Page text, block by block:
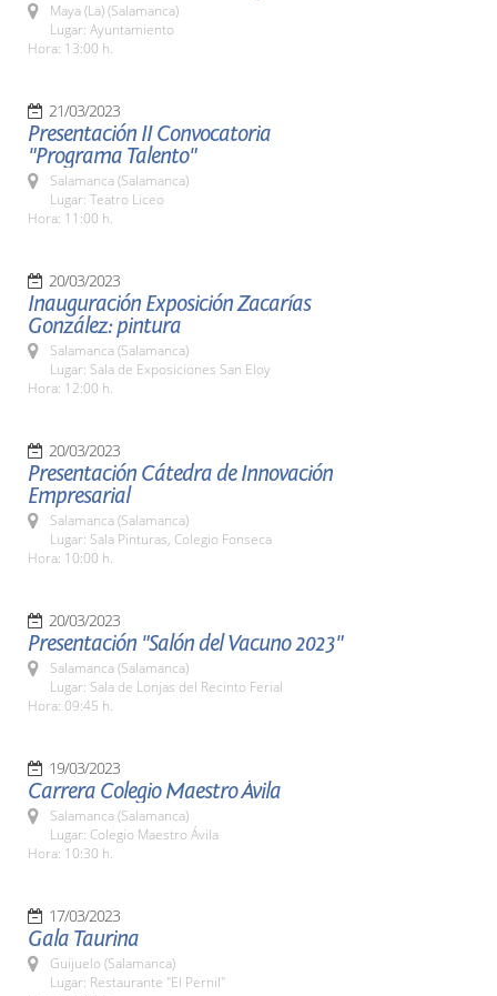
Maya (La) (Salamanca)
Lugar: Ayuntamiento
Hora: 13:00 h.
21/03/2023
Presentación II Convocatoria
"Programa Talento"
Salamanca (Salamanca)
Lugar: Teatro Liceo
Hora: 11:00 h.
20/03/2023
Inauguración Exposición Zacarías
González: pintura
Salamanca (Salamanca)
Lugar: Sala de Exposiciones San Eloy
Hora: 12:00 h.
20/03/2023
Presentación Cátedra de Innovación
Empresarial
Salamanca (Salamanca)
Lugar: Sala Pinturas, Colegio Fonseca
Hora: 10:00 h.
20/03/2023
Presentación "Salón del Vacuno 2023"
Salamanca (Salamanca)
Lugar: Sala de Lonjas del Recinto Ferial
Hora: 09:45 h.
19/03/2023
Carrera Colegio Maestro Ávila
Salamanca (Salamanca)
Lugar: Colegio Maestro Ávila
Hora: 10:30 h.
17/03/2023
Gala Taurina
Guijuelo (Salamanca)
Lugar: Restaurante "El Pernil"